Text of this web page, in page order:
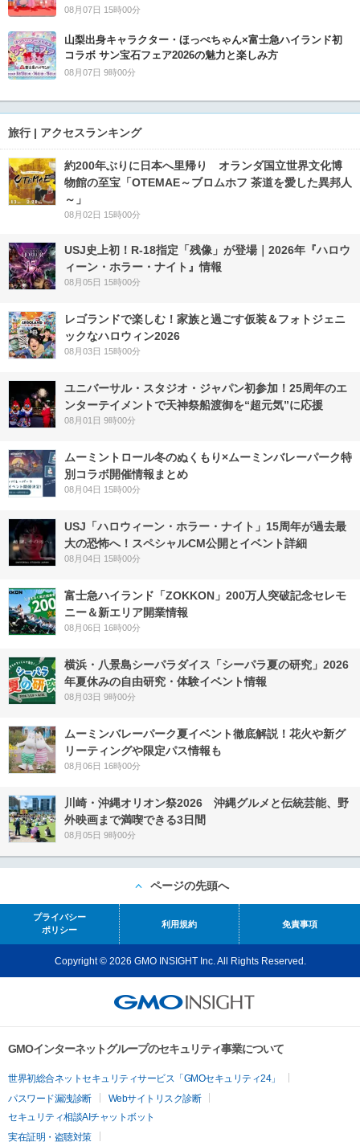
08月07日 15時00分
山梨出身キャラクター・ほっぺちゃん×富士急ハイランド初
コラボ サン宝石フェア2026の魅力と楽しみ方
08月07日 9時00分
旅行 | アクセスランキング
約200年ぶりに日本へ里帰り オランダ国立世界文化博
物館の至宝「OTEMAE～ブロムホフ 茶道を愛した異邦人
～」
08月02日 15時00分
USJ史上初！R-18指定「残像」が登場｜2026年『ハロウ
ィーン・ホラー・ナイト』情報
08月05日 15時00分
レゴランドで楽しむ！家族と過ごす仮装＆フォトジェニ
ックなハロウィン2026
08月03日 15時00分
ユニバーサル・スタジオ・ジャパン初参加！25周年のエ
ンターテイメントで天神祭船渡御を“超元気”に応援
08月01日 9時00分
ムーミントロール冬のぬくもり×ムーミンバレーパーク特
別コラボ開催情報まとめ
08月04日 15時00分
USJ「ハロウィーン・ホラー・ナイト」15周年が過去最
大の恐怖へ！スペシャルCM公開とイベント詳細
08月04日 15時00分
富士急ハイランド「ZOKKON」200万人突破記念セレモ
ニー＆新エリア開業情報
08月06日 16時00分
横浜・八景島シーパラダイス「シーパラ夏の研究」2026
年夏休みの自由研究・体験イベント情報
08月03日 9時00分
ムーミンバレーパーク夏イベント徹底解説！花火や新グ
リーティングや限定パス情報も
08月06日 16時00分
川崎・沖縄オリオン祭2026 沖縄グルメと伝統芸能、野
外映画まで満喫できる3日間
08月05日 9時00分
ページの先頭へ
プライバシー
ポリシー
利用規約 免責事項
Copyright © 2026 GMO INSIGHT Inc. All Rights Reserved.
GMOインターネットグループのセキュリティ事業について
世界初総合ネットセキュリティサービス「GMOセキュリティ24」
パスワード漏洩診断
Webサイトリスク診断
セキュリティ相談AIチャットボット
実在証明・盗聴対策